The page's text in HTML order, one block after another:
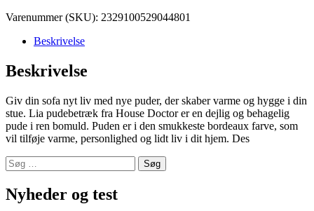
Varenummer (SKU): 2329100529044801
Beskrivelse
Beskrivelse
Giv din sofa nyt liv med nye puder, der skaber varme og hygge i din
stue. Lia pudebetræk fra House Doctor er en dejlig og behagelig
pude i ren bomuld. Puden er i den smukkeste bordeaux farve, som
vil tilføje varme, personlighed og lidt liv i dit hjem. Des
Søg
efter:
Nyheder og test